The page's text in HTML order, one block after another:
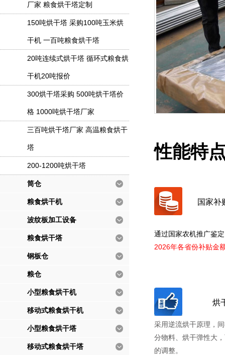
厂家 粮食烘干塔定制
150吨烘干塔 采购100吨玉米烘
干机 一百吨粮食烘干塔
20吨连续式烘干塔 循环式粮食烘
干机20吨报价
300烘干塔采购 500吨烘干塔价
格 1000吨烘干塔厂家
三百吨烘干塔厂家 高温粮食烘干
塔
200-1200吨烘干塔
筒仓
粮食烘干机
波纹板加工设备
粮食烘干塔
钢板仓
粮仓
小型粮食烘干机
移动式粮食烘干机
小型粮食烘干塔
移动式粮食烘干塔
性能特
国家补
通过国家农机推广鉴
2026年各省份补贴金
烘
采用逆流烘干原理，
分物料、烘干弹性大
的调整。